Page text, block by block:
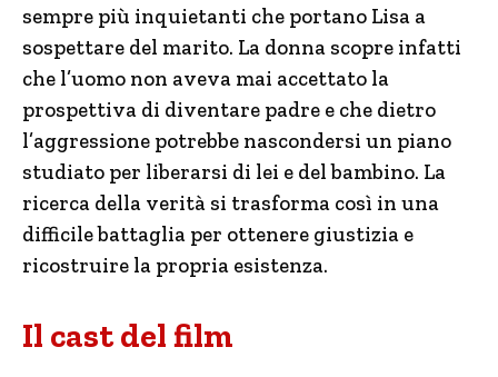
sempre più inquietanti che portano Lisa a
sospettare del marito. La donna scopre infatti
che l’uomo non aveva mai accettato la
prospettiva di diventare padre e che dietro
l’aggressione potrebbe nascondersi un piano
studiato per liberarsi di lei e del bambino. La
ricerca della verità si trasforma così in una
difficile battaglia per ottenere giustizia e
ricostruire la propria esistenza.
Il cast del film